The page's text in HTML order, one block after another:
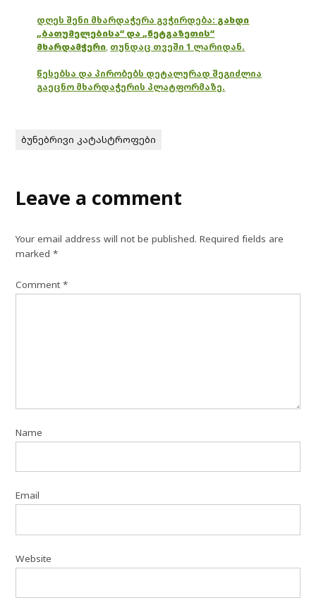
დღეს შენი მხარდაჭერა გვჭირდება: გახდი
„ბათუმელებისა“ და „ნეტგაზეთის“
მხარდამჭერი, თუნდაც თვეში 1 ლარიდან.
წესებსა და პირობებს დეტალურად შეგიძლია
გაეცნო მხარდაჭერის პლატფორმაზე.
ბუნებრივი კატასტროფები
Leave a comment
Your email address will not be published. Required fields are
marked*
Comment*
Name
Email
Website